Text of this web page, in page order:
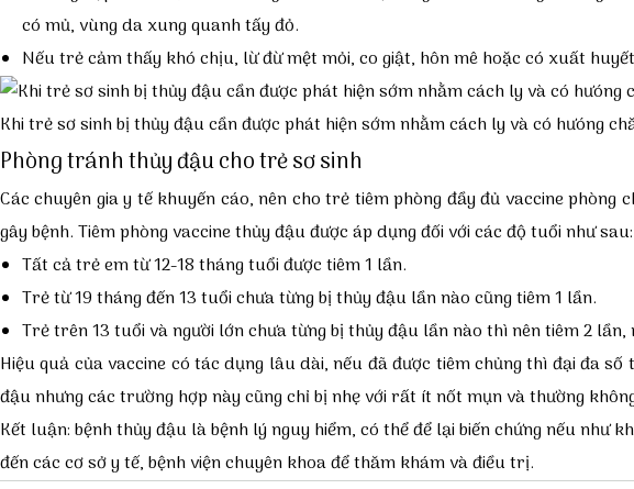
có mủ, vùng da xung quanh tấy đỏ.
Nếu trẻ cảm thấy khó chịu, lừ đừ mệt mỏi, co giật, hôn mê hoặc có xuất
Khi trẻ sơ sinh bị thủy đậu cần được phát hiện sớm nhằm cách ly và có hưóng
Phòng tránh thủy đậu cho trẻ sơ sinh
Các chuyên gia y tế khuyến cáo, nên cho trẻ tiêm phòng đầy đủ vaccine
gây bệnh. Tiêm phòng vaccine thủy đậu được áp dụng đối với các độ tuổi như sau:
Tất cả trẻ em từ 12-18 tháng tuổi được tiêm 1 lần.
Trẻ từ 19 tháng đến 13 tuổi chưa từng bị thủy đậu lần nào cũng tiêm 1 lần.
Trẻ trên 13 tuổi và người lớn chưa từng bị thủy đậu lần nào thì nên tiêm 2
Hiệu quả của vaccine có tác dụng lâu dài, nếu đã được tiêm chủng thì đại đa
đậu nhưng các trường hợp này cũng chỉ bị nhẹ với rất ít nốt mụn và thường
Kết luận: bệnh thủy đậu là bệnh lý nguy hiểm, có thể để lại biến chứng nếu như
đến các cơ sở y tế, bệnh viện chuyên khoa để thăm khám và điều trị.